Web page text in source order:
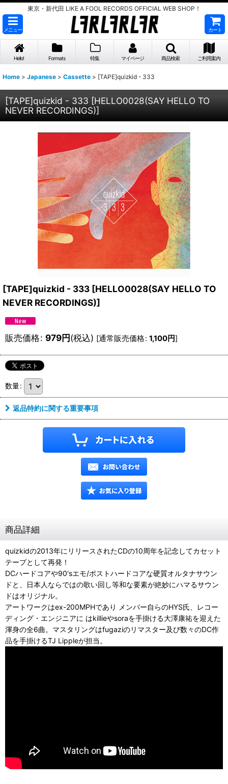
東京・新代田 LIKE A FOOL RECORDS OFFICIAL WEB SHOP！
メニュー カート
Hello! Formats 特集 マイページ 商品検索 ご利用案内
Home > Japanese > Cassette > [TAPE]quizkid - 333
[TAPE]quizkid - 333 [HELLO0028(SAY HELLO TO
NEVER RECORDINGS)]
[TAPE]quizkid - 333 [HELLO0028(SAY HELLO TO
NEVER RECORDINGS)]
販売価格: 979円(税込) [通常販売価格: 1,100円]
数量:
返品特約に関する重要事項
商品詳細
quizkidの2013年にリリースされたCDの10周年を記念してカセット
テープとして再発！
DCハードコアや90'sエモ/ポストハードコアな硬質オルタナサウン
ドと、日本人ならではの歌い回し等和な要素が絶妙にハマるサウン
ドはオリジナル。
アートワークはex-200MPHであり メンバー自らのHYS氏、レコー
ディング・エンジニアに はkillieやsoraを手掛ける大澤康祐を迎えた
渾身の全6曲。マスタリングはfugaziのリマスター及び数々のDC作
品を手掛けるTJ Lippleが担当。